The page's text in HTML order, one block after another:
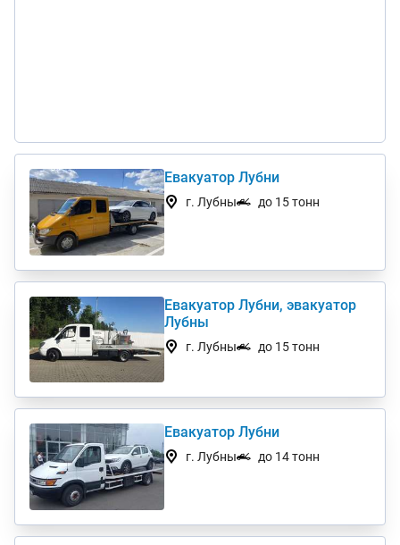
Евакуатор Лубни
г. Лубны до 15 тонн
Евакуатор Лубни, эвакуатор
Лубны
г. Лубны до 15 тонн
Евакуатор Лубни
г. Лубны до 14 тонн